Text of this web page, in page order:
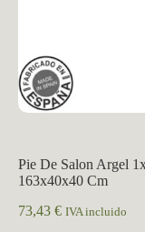
Pie De Salon Argel
163x40x40 Cm
73,43 € IVA incluido